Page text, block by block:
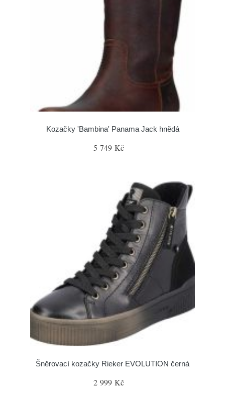
Kozačky 'Bambina' Panama Jack hnědá
5 749 Kč
Šněrovací kozačky Rieker EVOLUTION černá
2 999 Kč